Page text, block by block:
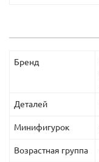
Бренд
Деталей
Минифигурок
Возрастная группа